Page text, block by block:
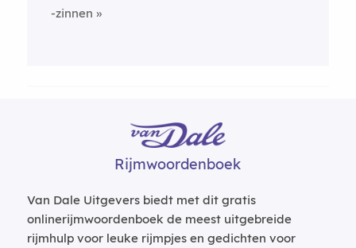
-zinnen
Rijmwoordenboek
Van Dale Uitgevers biedt met dit gratis
onlinerijmwoordenboek de meest uitgebreide
rijmhulp voor leuke rijmpjes en gedichten voor